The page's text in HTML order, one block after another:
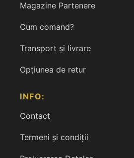
Magazine Partenere
Cum comand?
Transport și livrare
Opțiunea de retur
INFO:
Contact
Termeni și condiții